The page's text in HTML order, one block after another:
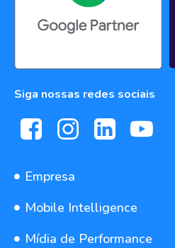
Siga nossas redes sociais
Empresa
Mobile Intelligence
Mídia de Performance